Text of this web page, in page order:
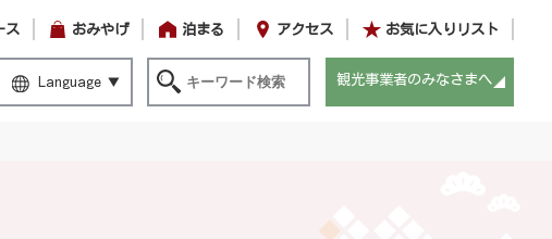
ス おみやげ 泊まる アクセス お気に入りリスト
Language 観光事業者のみなさまへ